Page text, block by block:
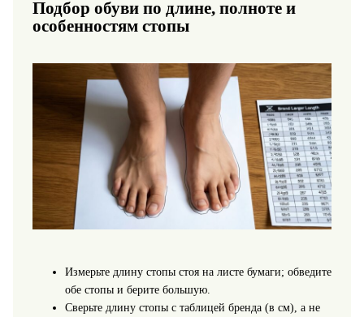
Подбор обуви по длине, полноте и
особенностям стопы
Измерьте длину стопы стоя на листе бумаги; обведите
обе стопы и берите большую.
Сверьте длину стопы с таблицей бренда (в см), а не